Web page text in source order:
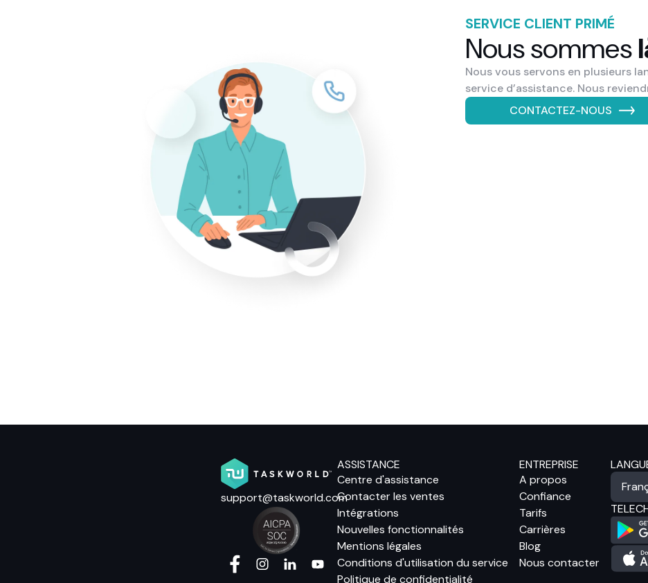
SERVICE CLIENT PRIMÉ
Nous sommes
Nous vous servons en plusieurs
service d’assistance. Nous
CONTACTEZ-NOUS
support@taskworld.com
ASSISTANCE
Centre d'assistance
Contacter les ventes
Intégrations
Nouvelles fonctionnalités
Mentions légales
Conditions d'utilisation du service
Politique de confidentialité
ENTREPRISE
A propos
Confiance
Tarifs
Carrières
Blog
Nous contacter